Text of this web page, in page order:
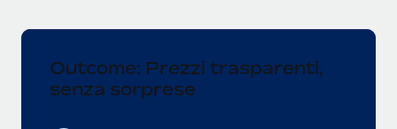
Outcome: Prezzi trasparenti,
senza sorprese